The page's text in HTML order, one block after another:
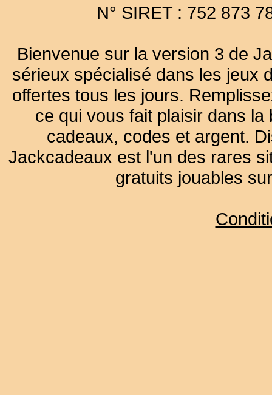
N° SIRET : 752 873
Bienvenue sur la version 3 de
sérieux spécialisé dans les jeux
offertes tous les jours.
ce qui vous fait plaisir dans
cadeaux, codes et argent.
Jackcadeaux est l'un des rares
gratuits jouables